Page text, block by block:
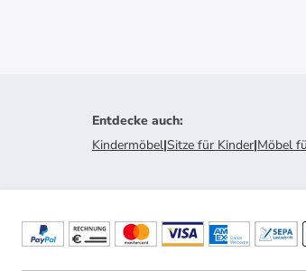
Entdecke auch:
Kindermöbel|Sitze für Kinder|Möbel